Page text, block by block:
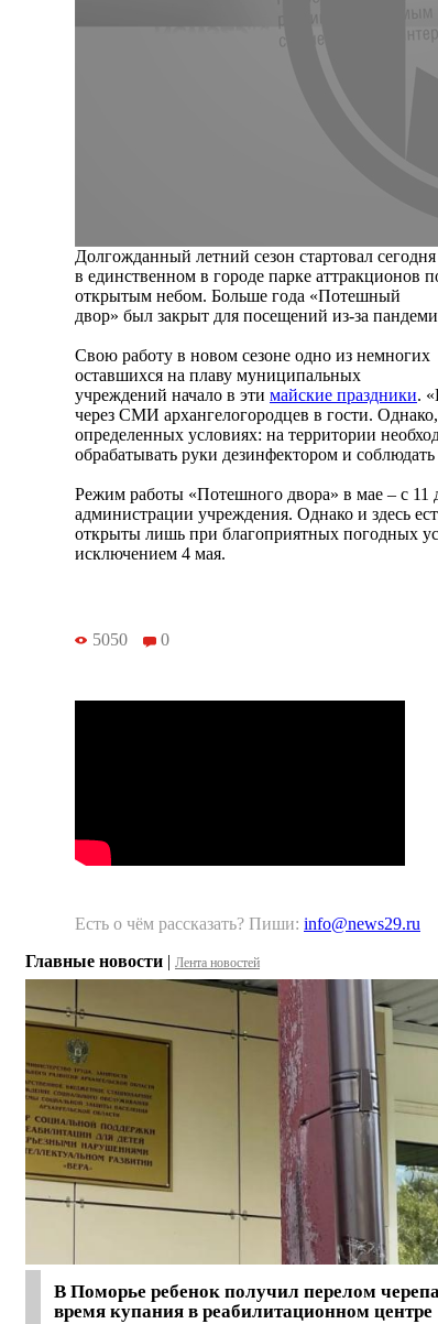
Долгожданный летний сезон стартовал сегодня
в единственном в городе парке аттракционов
открытым небом. Больше года «Потешный
двор» был закрыт для посещений из-за
Свою работу в новом сезоне одно из немногих
оставшихся на плаву муниципальных
учреждений начало в эти майские праздники.
через СМИ архангелогородцев в гости.
определенных условиях: на территории
обрабатывать руки дезинфектором и
Режим работы «Потешного двора» в мае – с 11
администрации учреждения. Однако и здесь
открыты лишь при благоприятных погодных
исключением 4 мая.
5050 0
Есть о чём рассказать? Пиши: info@news29.ru
Главные новости | Лента новостей
В Поморье ребенок получил перелом
время купания в реабилитационном центре